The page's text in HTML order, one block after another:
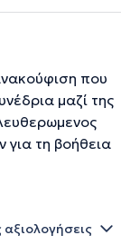
που
μαζί της
για τη βοήθεια